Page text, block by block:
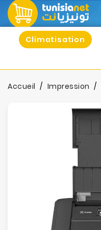
Climatisation
Accueil Impression